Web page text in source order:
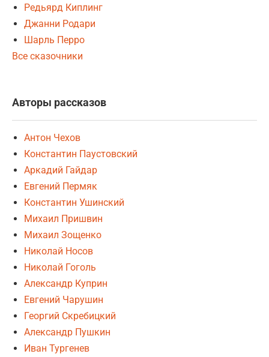
Редьярд Киплинг
Джанни Родари
Шарль Перро
Все сказочники
Авторы рассказов
Антон Чехов
Константин Паустовский
Аркадий Гайдар
Евгений Пермяк
Константин Ушинский
Михаил Пришвин
Михаил Зощенко
Николай Носов
Николай Гоголь
Александр Куприн
Евгений Чарушин
Георгий Скребицкий
Александр Пушкин
Иван Тургенев